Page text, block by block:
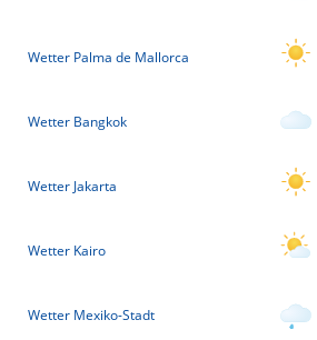
Wetter Palma de Mallorca
Wetter Bangkok
Wetter Jakarta
Wetter Kairo
Wetter Mexiko-Stadt